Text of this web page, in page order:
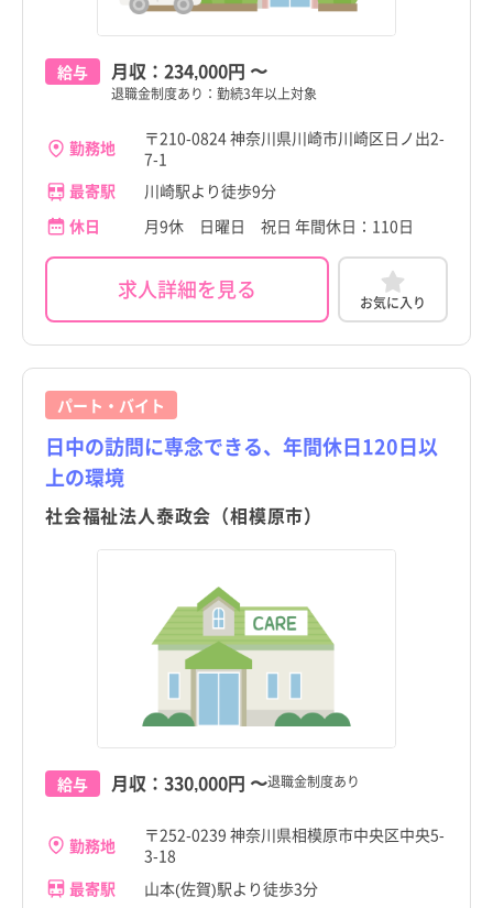
給与 月収： 234,000円 〜
退職金制度あり：勤続3年以上対象
勤務地
〒210-0824 神奈川県川崎市川崎区日ノ出2-
7-1
最寄駅
川崎駅より徒歩9分
休日
月9休 日曜日 祝日 年間休日：110日
求人詳細を見る お気に入り
パート・バイト
日中の訪問に専念できる、年間休日120日以
上の環境
社会福祉法人泰政会（相模原市）
給与 月収： 330,000円 〜退職金制度あり
勤務地
〒252-0239 神奈川県相模原市中央区中央5-
3-18
最寄駅
山本(佐賀)駅より徒歩3分